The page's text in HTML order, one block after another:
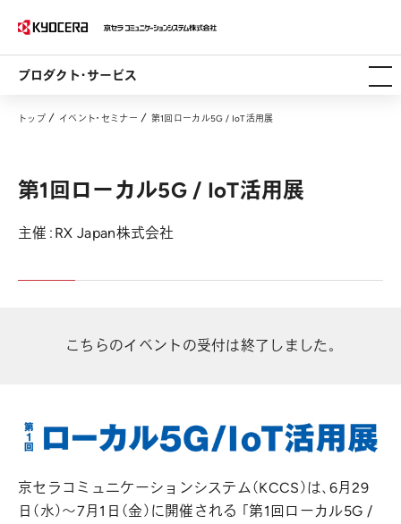
プロダクト・サービス
トップ イベント・セミナー 第1回ローカル5G / IoT活用展
第1回ローカル5G / IoT活用展
主催：RX Japan株式会社
こちらのイベントの受付は終了しました。
京セラコミュニケーションシステム（KCCS）は、6月29
日（水）～7月1日（金）に開催される 「第1回ローカル5G /